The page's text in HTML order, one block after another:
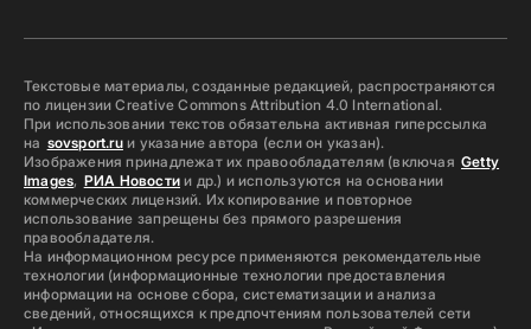
Текстовые материалы, созданные редакцией, распространяются
по лицензии Creative Commons Attribution 4.0 International.
При использовании текстов обязательна активная гиперссылка
на sovsport.ruи указание автора (если он указан).
Изображения принадлежат их правообладателям (включая Getty
Images, РИА Новостии др.) и используются на основании
коммерческих лицензий. Их копирование и повторное
использование запрещены без прямого разрешения
правообладателя.
На информационном ресурсе применяются рекомендательные
технологии (информационные технологии предоставления
информации на основе сбора, систематизации и анализа
сведений, относящихся к предпочтениям пользователей сети